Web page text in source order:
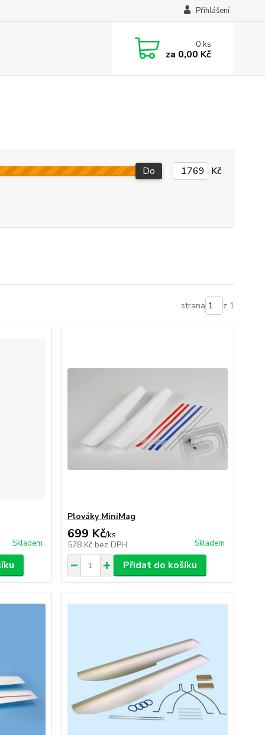
Přihlášení
0ks
za 0,00 Kč
Do Kč
strana z 1
Skladem
Plováky MiniMag
699 Kč/ks
578 Kč bez DPH Skladem
Přidat do košíku